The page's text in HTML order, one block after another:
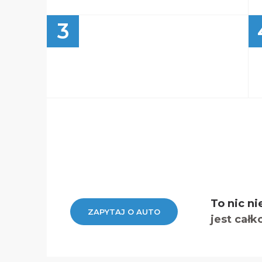
3
ZAPYTAJ O AUTO
To nic
jest